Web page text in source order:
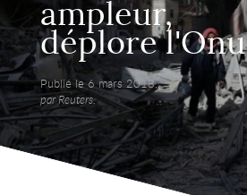
ampleur,
déplore l'Onu
Publié le 6 mars 2018,
par Reuters.